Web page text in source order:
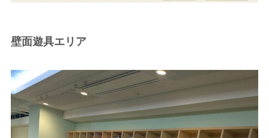
壁面遊具エリア